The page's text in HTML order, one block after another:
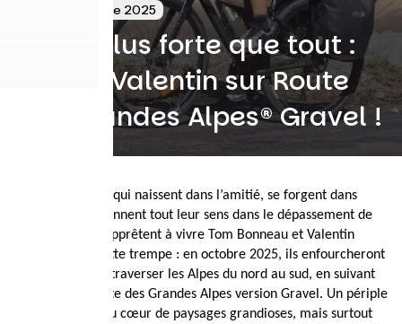
16 septembre 2025
La vie plus forte que tout :
Tom et Valentin sur Route
des Grandes Alpes® Gravel !
Il y a des projets qui naissent dans l’amitié, se forgent dans
l’adversité et prennent tout leur sens dans le dépassement de
soi. Celui que s’apprêtent à vivre Tom Bonneau et Valentin
Giraud est de cette trempe : en octobre 2025, ils enfourcheront
leurs vélos pour traverser les Alpes du nord au sud, en suivant
la mythique Route des Grandes Alpes version Gravel. Un périple
en autonomie, au cœur de paysages grandioses, mais surtout